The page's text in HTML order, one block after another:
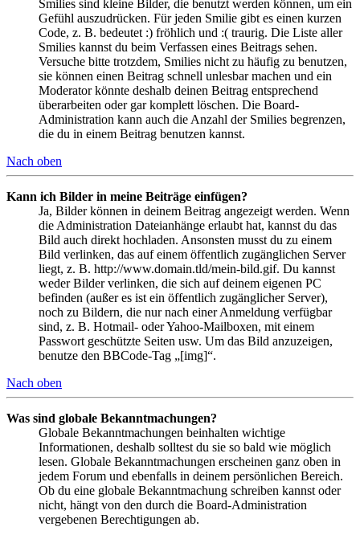
Smilies sind kleine Bilder, die benutzt werden können, um ein
Gefühl auszudrücken. Für jeden Smilie gibt es einen kurzen
Code, z. B. bedeutet :) fröhlich und :( traurig. Die Liste aller
Smilies kannst du beim Verfassen eines Beitrags sehen.
Versuche bitte trotzdem, Smilies nicht zu häufig zu benutzen,
sie können einen Beitrag schnell unlesbar machen und ein
Moderator könnte deshalb deinen Beitrag entsprechend
überarbeiten oder gar komplett löschen. Die Board-
Administration kann auch die Anzahl der Smilies begrenzen,
die du in einem Beitrag benutzen kannst.
Nach oben
Kann ich Bilder in meine Beiträge einfügen?
Ja, Bilder können in deinem Beitrag angezeigt werden. Wenn
die Administration Dateianhänge erlaubt hat, kannst du das
Bild auch direkt hochladen. Ansonsten musst du zu einem
Bild verlinken, das auf einem öffentlich zugänglichen Server
liegt, z. B. http://www.domain.tld/mein-bild.gif. Du kannst
weder Bilder verlinken, die sich auf deinem eigenen PC
befinden (außer es ist ein öffentlich zugänglicher Server),
noch zu Bildern, die nur nach einer Anmeldung verfügbar
sind, z. B. Hotmail- oder Yahoo-Mailboxen, mit einem
Passwort geschützte Seiten usw. Um das Bild anzuzeigen,
benutze den BBCode-Tag „[img]“.
Nach oben
Was sind globale Bekanntmachungen?
Globale Bekanntmachungen beinhalten wichtige
Informationen, deshalb solltest du sie so bald wie möglich
lesen. Globale Bekanntmachungen erscheinen ganz oben in
jedem Forum und ebenfalls in deinem persönlichen Bereich.
Ob du eine globale Bekanntmachung schreiben kannst oder
nicht, hängt von den durch die Board-Administration
vergebenen Berechtigungen ab.